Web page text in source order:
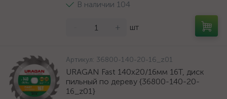
В наличии 104
+ шт
Артикул: 36800-140-20-16_z01
URAGAN Fast 140x20/16мм 16Т, диск
пильный по дереву {36800-140-20-
16_z01}